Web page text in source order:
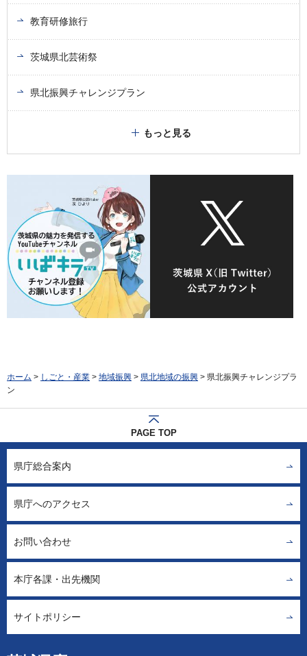
教育研修旅行
茨城県北芸術祭
県北振興チャレンジプラン
もっと見る
ホーム > しごと・産業 > 地域振興 > 県北地域の振興 > 県北振興チャレンジプラ
ン
PAGE TOP
県庁総合案内
県庁へのアクセス
お問い合わせ
本庁各課・出先機関
サイトポリシー